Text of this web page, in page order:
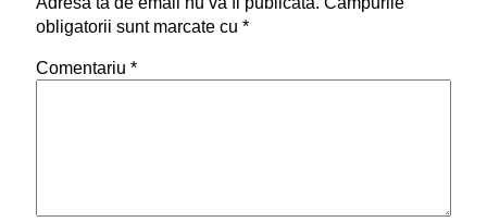
obligatorii sunt marcate cu *
Comentariu *